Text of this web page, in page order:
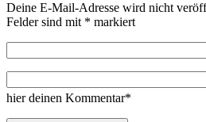
Deine E-Mail-Adresse wird nicht
Felder sind mit * markiert
hier deinen Kommentar*